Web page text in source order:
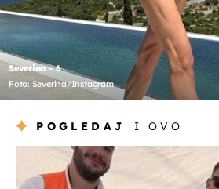
Severina - 6
Foto: Severina/Instagram
POGLEDAJ I OVO